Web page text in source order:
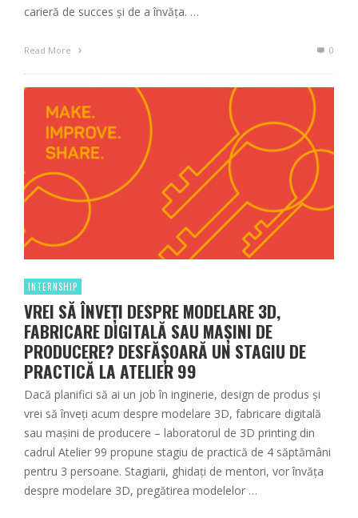
carieră de succes și de a învăța. …
Read More 0
INTERNSHIP
VREI SĂ ÎNVEȚI DESPRE MODELARE 3D,
FABRICARE DIGITALĂ SAU MAȘINI DE
PRODUCERE? DESFĂȘOARĂ UN STAGIU DE
PRACTICĂ LA ATELIER 99
Dacă planifici să ai un job în inginerie, design de produs și
vrei să înveți acum despre modelare 3D, fabricare digitală
sau mașini de producere – laboratorul de 3D printing din
cadrul Atelier 99 propune stagiu de practică de 4 săptămâni
pentru 3 persoane. Stagiarii, ghidați de mentori, vor învăța
despre modelare 3D, pregătirea modelelor …